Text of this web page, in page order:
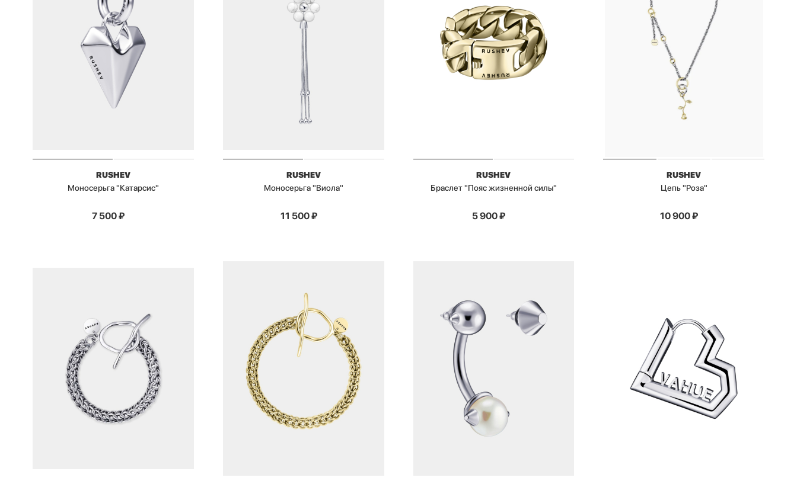
RUSHEV
Моносерьга "Катарсис"
7 500₽
RUSHEV
Моносерьга "Виола"
11 500₽
RUSHEV
Браслет "Пояс жизненной силы"
5 900₽
RUSHEV
Цепь "Роза"
10 900₽